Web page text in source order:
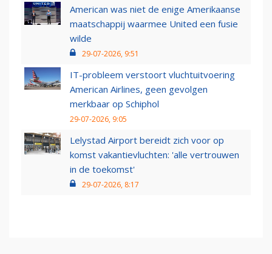
American was niet de enige Amerikaanse
maatschappij waarmee United een fusie
wilde
29-07-2026, 9:51
IT-probleem verstoort vluchtuitvoering
American Airlines, geen gevolgen
merkbaar op Schiphol
29-07-2026, 9:05
Lelystad Airport bereidt zich voor op
komst vakantievluchten: 'alle vertrouwen
in de toekomst'
29-07-2026, 8:17